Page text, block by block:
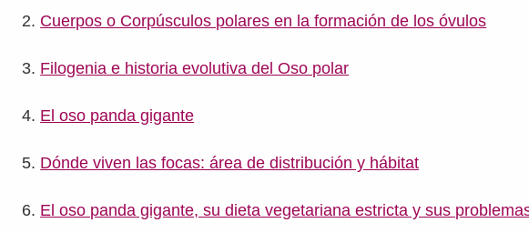
Cuerpos o Corpúsculos polares en la formación de los óvulos
Filogenia e historia evolutiva del Oso polar
El oso panda gigante
Dónde viven las focas: área de distribución y hábitat
El oso panda gigante, su dieta vegetariana estricta y sus